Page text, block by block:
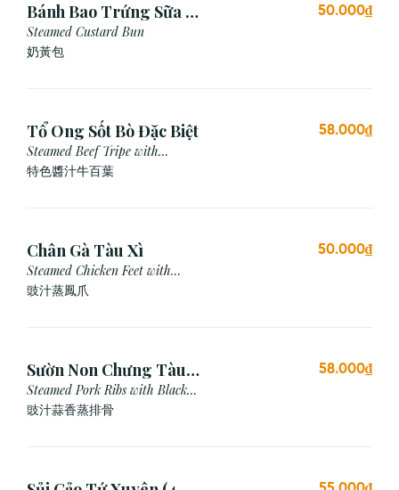
Bánh Bao Trứng Sữa (3
Cái)
Steamed Custard Bun
奶黃包
50.000₫
Tổ Ong Sốt Bò Đặc Biệt
Steamed Beef Tripe with
Special Sauce
特色醬汁牛百葉
58.000₫
Chân Gà Tàu Xì
Steamed Chicken Feet with
Black Bean Sauce
豉汁蒸鳳爪
50.000₫
Sườn Non Chưng Tàu
Xì Tỏi
Steamed Pork Ribs with Black
Bean & Garlic Sauce
豉汁蒜香蒸排骨
58.000₫